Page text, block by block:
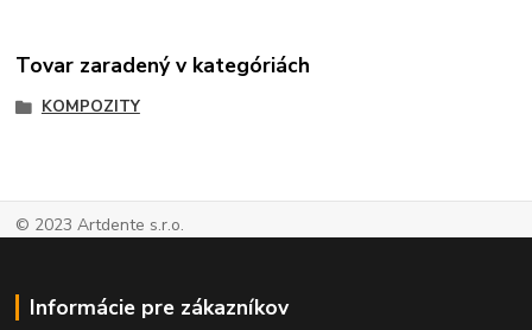
Tovar zaradený v kategóriách
KOMPOZITY
© 2023 Artdente s.r.o.
Informácie pre zákazníkov